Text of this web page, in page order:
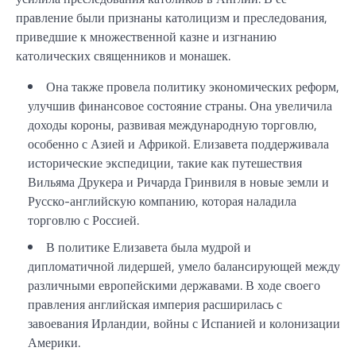
правление были признаны католицизм и преследования,
приведшие к множественной казне и изгнанию
католических священников и монашек.
Она также провела политику экономических реформ,
улучшив финансовое состояние страны. Она увеличила
доходы короны, развивая международную торговлю,
особенно с Азией и Африкой. Елизавета поддерживала
исторические экспедиции, такие как путешествия
Вильяма Друкера и Ричарда Гринвиля в новые земли и
Русско-английскую компанию, которая наладила
торговлю с Россией.
В политике Елизавета была мудрой и
дипломатичной лидершей, умело балансирующей между
различными европейскими державами. В ходе своего
правления английская империя расширилась с
завоевания Ирландии, войны с Испанией и колонизации
Америки.